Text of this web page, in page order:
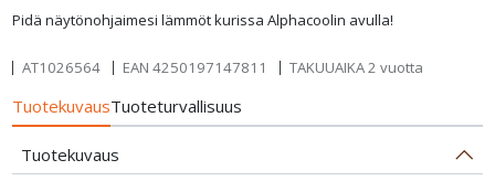
Pidä näytönohjaimesi lämmöt kurissa Alphacoolin avulla!
AT1026564 EAN 4250197147811 TAKUUAIKA 2 vuotta
TuotekuvausTuoteturvallisuus
Tuotekuvaus